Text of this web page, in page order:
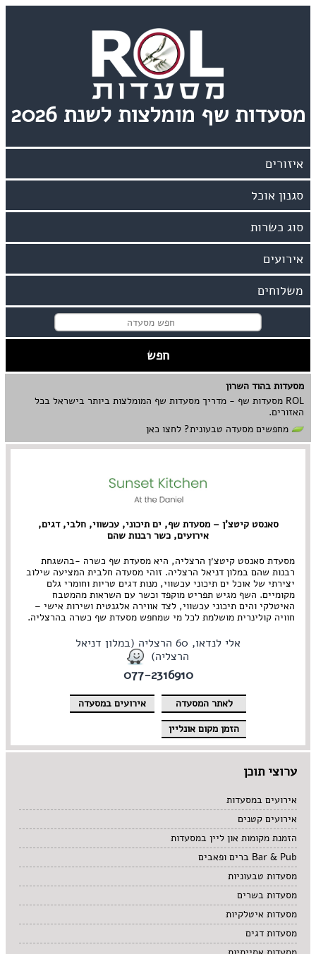
מסעדות שף מומלצות לשנת 2026
אירועים
משלוחים
מסעדות בהוד השרון
ROL מסעדות שף - מדריך מסעדות שף המומלצות ביותר בישראל בכל
האזורים.
מחפשים מסעדה טבעונית? לחצו כאן
סאנסט קיטצ'ן – מסעדת שף, ים תיכוני, עכשווי, חלבי, דגים,
אירועים, כשר רבנות שהם
מסעדת סאנסט קיטצ׳ן הרצליה, היא מסעדת שף כשרה -בהשגחת
רבנות שהם במלון דניאל הרצליה. זוהי מסעדה חלבית המציעה שילוב
יצירתי של אוכל ים תיכוני עכשווי, מנות דגים טריות וחומרי גלם
מקומיים. השף מגיש תפריט מוקפד וכשר עם השראות מהמטבח
האיטלקי והים תיכוני עכשווי, לצד אווירה אלגנטית ושירות אישי –
חוויה קולינרית מושלמת לכל מי שמחפש מסעדת שף כשרה בהרצליה.
אלי לנדאו, 60 הרצליה (במלון דניאל
הרצליה)
077-2316910
לאתר המסעדה
אירועים במסעדה
הזמן מקום אונליין
ערוצי תוכן
אירועים במסעדות
אירועים קטנים
הזמנת מקומות און ליין במסעדות
Bar & Pub ברים ופאבים
מסעדות טבעוניות
מסעדות בשרים
מסעדות איטלקיות
מסעדות דגים